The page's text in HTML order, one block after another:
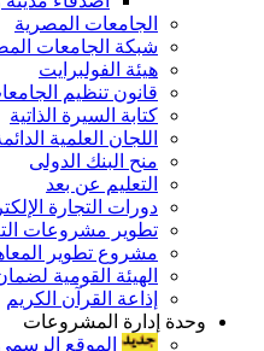
الجامعات المصرية
شبكة الجامعات
هيئة الفولبرايت
قانون تنظيم
كتابة السيرة الذاتية
اللجان العلمية
منح البنك الدولى
التعليم عن بعد
دورات التجارة
تطوير مشروعات
مشروع تطوير
الهيئة القومية
إذاعة القرآن الكريم
وحدة إدارة المشروعات
الموقع